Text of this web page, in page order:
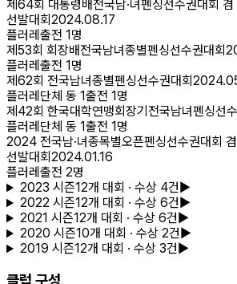
제64회 대통령배전국남·녀펜싱선수권대회
선발대회 2024.08.17
플러레 출전 1 명
제53회 회장배전국남녀종별펜싱선수권대회
플러레 출전 1 명
제62회 전국남녀종별펜싱선수권대회
플러레 단체 동 1출전 1 명
제42회 한국대학연맹회장기전국남녀펜싱선
플러레 단체 동 1출전 1 명
2024 전국남·녀종목별오픈펜싱선수권대회
선발대회 2024.01.16
플러레 출전 2명
2023 시즌12개 대회 · 수상 4건 ▶
2022 시즌12개 대회 · 수상 6건 ▶
2021 시즌12개 대회 · 수상 6건 ▶
2020 시즌10개 대회 · 수상 2건 ▶
2019 시즌12개 대회 · 수상 3건 ▶